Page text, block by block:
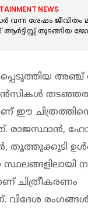
NEWS
വന്ന ശേഷം ജീവിതം
ആർട്ടിസ്റ്റ് തുടങ്ങിയ
ഈ
രാജസ്ഥാൻ,
സ്ഥലങ്ങളിലായി
ചിത്രീകരണം
വിദേശ രംഗങ്ങൾ